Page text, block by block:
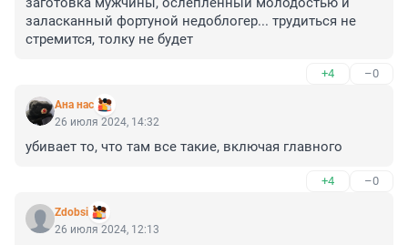
заласканный фортуной недоблогер... трудиться не
стремится, толку не будет
+4 –0
Ана нас
26 июля 2024, 14:32
убивает то, что там все такие, включая главного
+4 –0
Zdobsi
26 июля 2024, 12:13